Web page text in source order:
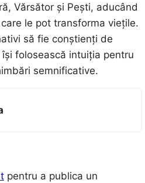
Vărsător și Pești, aducând
le pot transforma viețile.
să fie conștienți de
folosească intuiția pentru
semnificative.
pentru a publica un